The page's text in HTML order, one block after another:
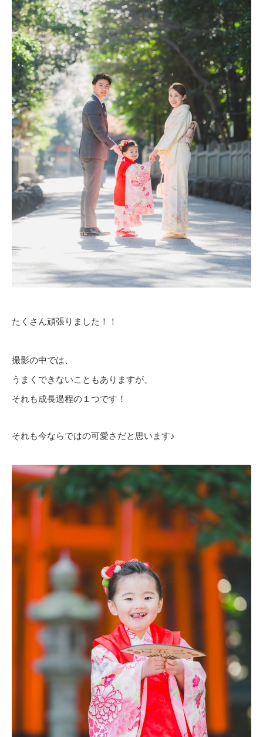
たくさん頑張りました！！
撮影の中では、
うまくできないこともありますが、
それも成長過程の１つです！
それも今ならではの可愛さだと思います♪